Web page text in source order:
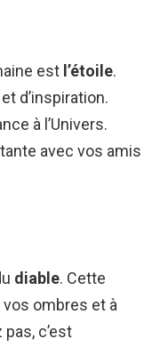
est l’étoile.
d’inspiration.
à l’Univers.
avec vos amis
diable. Cette
ombres et à
c’est